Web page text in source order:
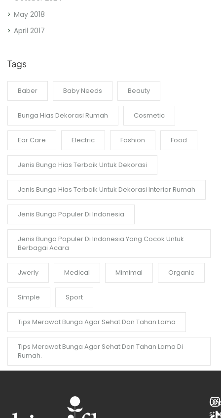
May 2018
April 2017
Tags
Baber Baby Needs Beauty
Bunga Hias Dekorasi Rumah Cosmetic
Ear Care Electric Fashion Food
Jenis Bunga Hias Terbaik Untuk Dekorasi
Jenis Bunga Hias Terbaik Untuk Dekorasi Interior Rumah
Jenis Bunga Populer Di Indonesia
Jenis Bunga Populer Di Indonesia Yang Cocok Untuk
Berbagai Acara
Jwerly Medical Mimimal Organic
Simple Sport
Tips Merawat Bunga Agar Sehat Dan Tahan Lama
Tips Merawat Bunga Agar Sehat Dan Tahan Lama Di
Rumah.